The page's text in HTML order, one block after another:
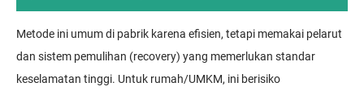
Metode ini umum di pabrik karena efisien, tetapi memakai pelarut
dan sistem pemulihan (recovery) yang memerlukan standar
keselamatan tinggi. Untuk rumah/UMKM, ini berisiko